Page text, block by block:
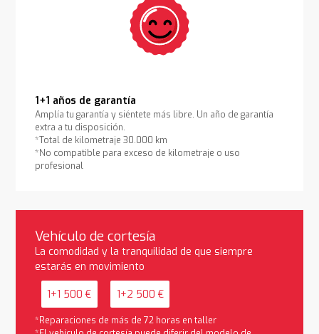
1+1 años de garantía
Amplía tu garantía y siéntete más libre. Un año de garantía
extra a tu disposición.
*Total de kilometraje 30.000 km
*No compatible para exceso de kilometraje o uso
profesional
Vehículo de cortesía
La comodidad y la tranquilidad de que siempre
estarás en movimiento
1+1 500 € 1+2 500 €
*Reparaciones de más de 72 horas en taller